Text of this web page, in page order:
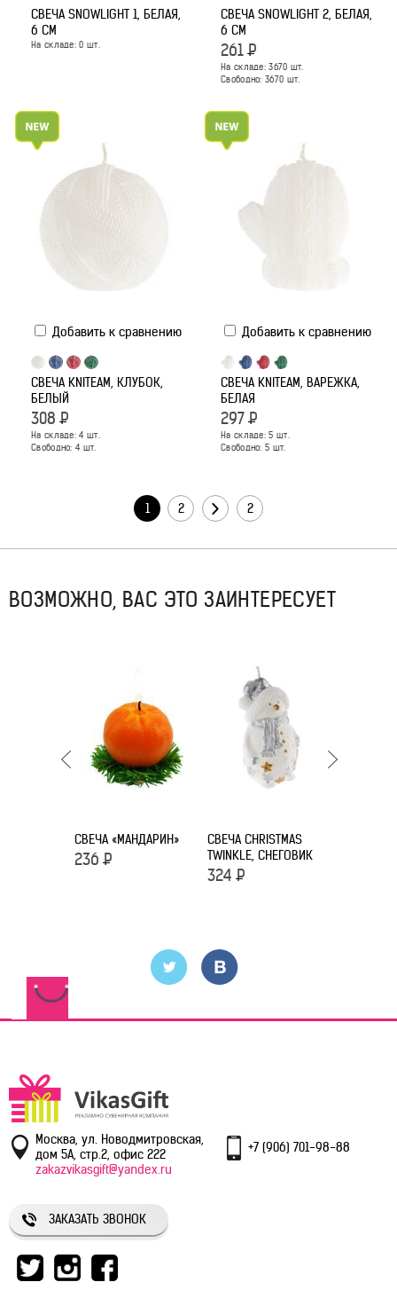
СВЕЧА SNOWLIGHT 1, БЕЛАЯ,
6 СМ
На складе:0 шт.
СВЕЧА SNOWLIGHT 2, БЕЛАЯ,
6 СМ
261 Р
На складе:3670 шт.
Свободно: 3670 шт.
Добавить к сравнению
СВЕЧА KNITEAM, КЛУБОК,
БЕЛЫЙ
308 Р
На складе:4 шт.
Свободно: 4 шт.
Добавить к сравнению
СВЕЧА KNITEAM, ВАРЕЖКА,
БЕЛАЯ
297 Р
На складе:5 шт.
Свободно: 5 шт.
1 2 2
ВОЗМОЖНО, ВАС ЭТО ЗАИНТЕРЕСУЕТ
СВЕЧА «МАНДАРИН»
236 Р
СВЕЧА CHRISTMAS
TWINKLE, СНЕГОВИК
324 Р
Москва, ул. Новодмитровская,
дом 5А, стр.2, офис 222
+7 (906) 701-98-88
zakazvikasgift@yandex.ru
ЗАКАЗАТЬ ЗВОНОК